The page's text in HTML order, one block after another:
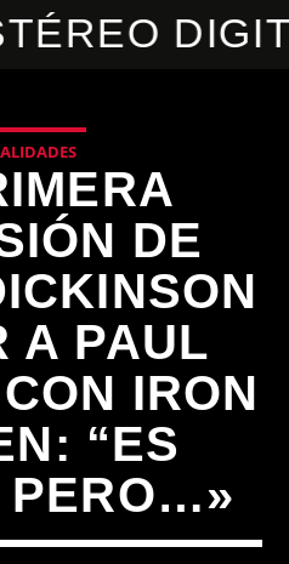
DE
A PAUL
IRON
“ES
PERO…»